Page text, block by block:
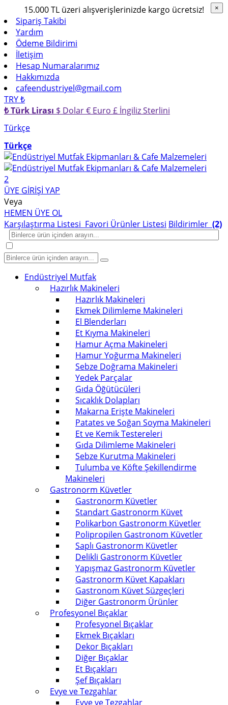
15.000 TL üzeri alışverişlerinizde kargo ücretsiz!
Sipariş Takibi
Yardım
Ödeme Bildirimi
İletişim
Hesap Numaralarımız
Hakkımızda
cafeendustriyel@gmail.com
TRY ₺
₺ Türk Lirası $ Dolar€ Euro £ İngiliz Sterlini
Türkçe
Türkçe
2
ÜYE GİRİŞİ YAP
Veya
HEMEN ÜYE OL
Karşılaştırma Listesi Favori Ürünler Listesi Bildirimler (2)
Endüstriyel Mutfak
Hazırlık Makineleri
Hazırlık Makineleri
Ekmek Dilimleme Makineleri
El Blenderları
Et Kıyma Makineleri
Hamur Açma Makineleri
Hamur Yoğurma Makineleri
Sebze Doğrama Makineleri
Yedek Parçalar
Gıda Öğütücüleri
Sıcaklık Dolapları
Makarna Erişte Makineleri
Patates ve Soğan Soyma Makineleri
Et ve Kemik Testereleri
Gıda Dilimleme Makineleri
Sebze Kurutma Makineleri
Tulumba ve Köfte Şekillendirme
Makineleri
Gastronorm Küvetler
Gastronorm Küvetler
Standart Gastronorm Küvet
Polikarbon Gastronorm Küvetler
Polipropilen Gastronom Küvetler
Saplı Gastronorm Küvetler
Delikli Gastronorm Küvetler
Yapışmaz Gastronorm Küvetler
Gastronorm Küvet Kapakları
Gastronom Küvet Süzgeçleri
Diğer Gastronorm Ürünler
Profesyonel Bıçaklar
Profesyonel Bıçaklar
Ekmek Bıçakları
Dekor Bıçakları
Diğer Bıçaklar
Et Bıçakları
Şef Bıçakları
Evye ve Tezgahlar
Evye ve Tezgahlar
×
×